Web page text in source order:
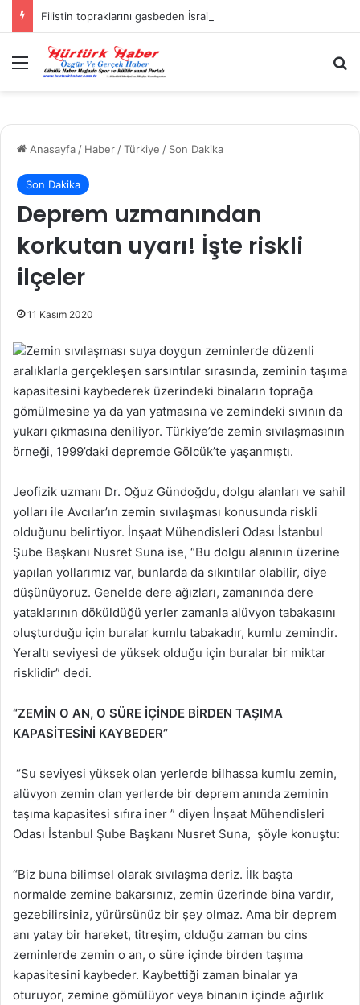
Menü
Anasayfa / Haber /Türkiye / Son Dakika
Son Dakika
Deprem uzmanından
korkutan uyarı! İşte riskli
ilçeler
11 Kasım 2020
Zemin sıvılaşması suya doygun zeminlerde düzenli
aralıklarla gerçekleşen sarsıntılar sırasında, zeminin taşıma
kapasitesini kaybederek üzerindeki binaların toprağa
gömülmesine ya da yan yatmasına ve zemindeki sıvının da
yukarı çıkmasına deniliyor. Türkiye’de zemin sıvılaşmasının
örneği, 1999’daki depremde Gölcük’te yaşanmıştı.
Jeofizik uzmanı Dr. Oğuz Gündoğdu, dolgu alanları ve sahil
yolları ile Avcılar’ın zemin sıvılaşması konusunda riskli
olduğunu belirtiyor. İnşaat Mühendisleri Odası İstanbul
Şube Başkanı Nusret Suna ise, “Bu dolgu alanının üzerine
yapılan yollarımız var, bunlarda da sıkıntılar olabilir, diye
düşünüyoruz. Genelde dere ağızları, zamanında dere
yataklarının döküldüğü yerler zamanla alüvyon tabakasını
oluşturduğu için buralar kumlu tabakadır, kumlu zemindir.
Yeraltı seviyesi de yüksek olduğu için buralar bir miktar
risklidir” dedi.
“ZEMİN O AN, O SÜRE İÇİNDE BİRDEN TAŞIMA
KAPASİTESİNİ KAYBEDER”
“Su seviyesi yüksek olan yerlerde bilhassa kumlu zemin,
alüvyon zemin olan yerlerde bir deprem anında zeminin
taşıma kapasitesi sıfıra iner ” diyen İnşaat Mühendisleri
Odası İstanbul Şube Başkanı Nusret Suna, şöyle konuştu:
“Biz buna bilimsel olarak sıvılaşma deriz. İlk başta
normalde zemine bakarsınız, zemin üzerinde bina vardır,
gezebilirsiniz, yürürsünüz bir şey olmaz. Ama bir deprem
anı yatay bir hareket, titreşim, olduğu zaman bu cins
zeminlerde zemin o an, o süre içinde birden taşıma
kapasitesini kaybeder. Kaybettiği zaman binalar ya
oturuyor, zemine gömülüyor veya binanın içinde ağırlık